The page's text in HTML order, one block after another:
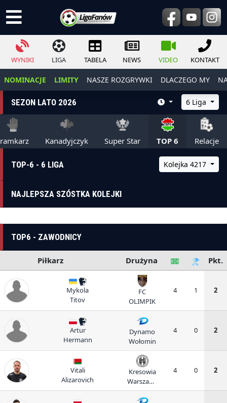
WYNIKI LIGA TABELA NEWS VIDEO KONTAKT
NOMINACJE LIMITY NASZE ROZGRYWKI DLACZEGO MY
SEZON LATO 2026 6 Liga
Kanadyjczyk Super Star TOP 6 Relacje
TOP-6 - 6 LIGA Kolejka 4217
NAJLEPSZA SZÓSTKA KOLEJKI
TOP6 - ZAWODNICY
Piłkarz Drużyna Pkt.
Mykola
Titov
FC
OLIMPIK
4 1 2
Artur
Hermann
Dynamo
Wołomin
4 0 2
Vitali
Alizarovich
Kresowia
Warszawa
II
4 0 2